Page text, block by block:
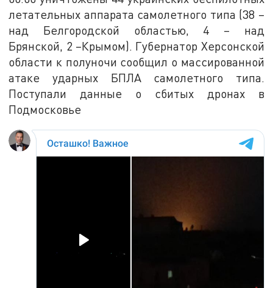
летательных аппарата самолетного типа (38 –
над Белгородской областью, 4 – над
Брянской, 2 –Крымом). Губернатор Херсонской
области к полуночи сообщил о массированной
атаке ударных БПЛА самолетного типа.
Поступали данные о сбитых дронах в
Подмосковье